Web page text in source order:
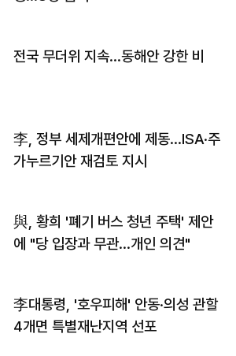
전국 무더위 지속…동해안 강한 비
李, 정부 세제개편안에 제동…ISA·주
가누르기안 재검토 지시
與, 황희 '폐기 버스 청년 주택' 제안
에 "당 입장과 무관…개인 의견"
李대통령, '호우피해' 안동·의성 관할
4개면 특별재난지역 선포